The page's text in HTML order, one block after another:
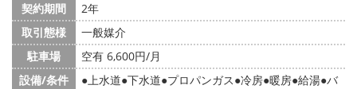
契約期間
2年
取引態様
一般媒介
駐車場
空有 6,600円/月
設備/条件
上水道 下水道 プロパンガス 冷房 暖房 給湯 バ